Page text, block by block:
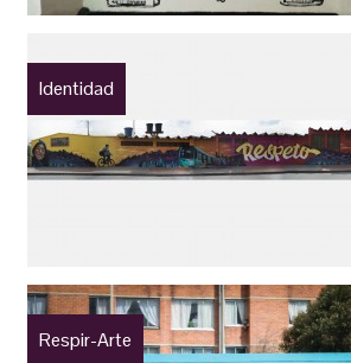
Identidad
Respir-Arte